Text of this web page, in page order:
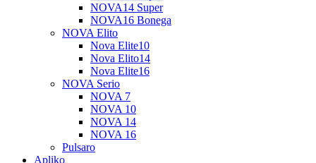
NOVA14 Super
NOVA16 Bonega
NOVA Elito
Nova Elite10
Nova Elito14
Nova Elite16
NOVA Serio
NOVA 7
NOVA 10
NOVA 14
NOVA 16
Pulsaro
Apliko